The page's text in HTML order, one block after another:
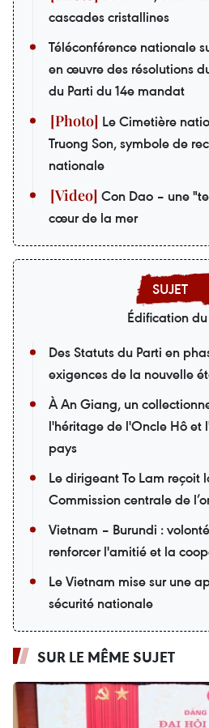
cascades cristallines
Téléconférence nationale
en œuvre des résolutions
du Parti du 14e mandat
Le Cimetière
Truong Son, symbole de
nationale
Con Dao – une
cœur de la mer
Édification
Des Statuts du Parti en
exigences de la nouvelle
À An Giang, un
l'héritage de l'Oncle Hô et
pays
Le dirigeant To Lam reçoit
Commission centrale de
Vietnam – Burundi :
renforcer l'amitié et la
Le Vietnam mise sur une
sécurité nationale
SUR LE MÊME SUJET